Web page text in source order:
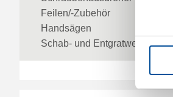
Feilen/-Zubehör
Handsägen
Schab- und Entgratwerkzeuge